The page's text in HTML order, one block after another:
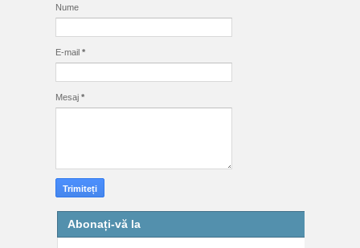
Nume
E-mail *
Mesaj *
Abonați-vă la